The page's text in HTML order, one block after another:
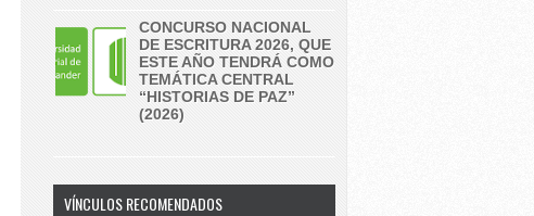
CONCURSO NACIONAL
DE ESCRITURA 2026, QUE
ESTE AÑO TENDRÁ COMO
TEMÁTICA CENTRAL
“HISTORIAS DE PAZ”
(2026)
VÍNCULOS RECOMENDADOS